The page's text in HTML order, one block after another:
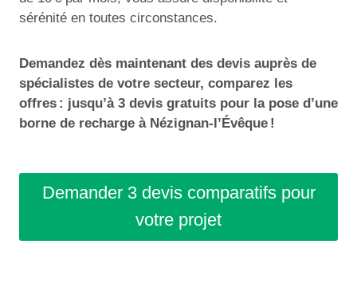
sérénité en toutes circonstances.
Demandez dès maintenant des devis auprès de
spécialistes de votre secteur, comparez les
offres : jusqu’à 3 devis gratuits pour la pose d’une
borne de recharge à Nézignan-l’Évêque !
Demander 3 devis comparatifs pour
votre projet